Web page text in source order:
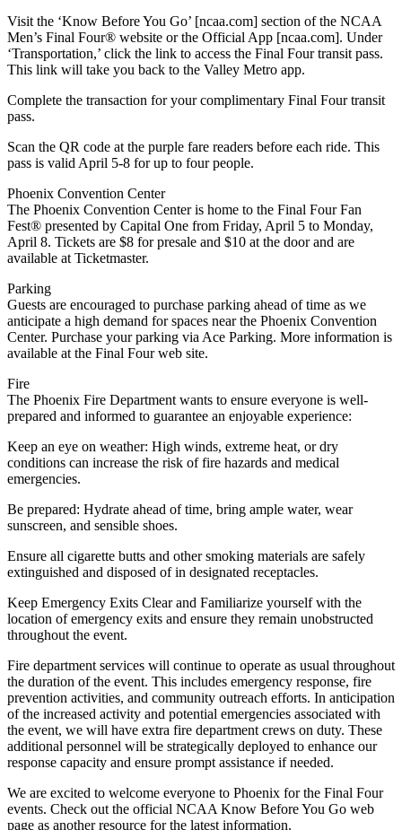
Visit the ‘Know Before You Go’ [ncaa.com] section of the NCAA
Men’s Final Four® website or the Official App [ncaa.com]. Under
‘Transportation,’ click the link to access the Final Four transit pass.
This link will take you back to the Valley Metro app.
Complete the transaction for your complimentary Final Four transit
pass.
Scan the QR code at the purple fare readers before each ride. This
pass is valid April 5-8 for up to four people.
Phoenix Convention Center
The Phoenix Convention Center is home to the Final Four Fan
Fest® presented by Capital One from Friday, April 5 to Monday,
April 8. Tickets are $8 for presale and $10 at the door and are
available at Ticketmaster.
Parking
Guests are encouraged to purchase parking ahead of time as we
anticipate a high demand for spaces near the Phoenix Convention
Center. Purchase your parking via Ace Parking. More information is
available at the Final Four web site.
Fire
The Phoenix Fire Department wants to ensure everyone is well-
prepared and informed to guarantee an enjoyable experience:
Keep an eye on weather: High winds, extreme heat, or dry
conditions can increase the risk of fire hazards and medical
emergencies.
Be prepared: Hydrate ahead of time, bring ample water, wear
sunscreen, and sensible shoes.
Ensure all cigarette butts and other smoking materials are safely
extinguished and disposed of in designated receptacles.
Keep Emergency Exits Clear and Familiarize yourself with the
location of emergency exits and ensure they remain unobstructed
throughout the event.
Fire department services will continue to operate as usual throughout
the duration of the event. This includes emergency response, fire
prevention activities, and community outreach efforts. In anticipation
of the increased activity and potential emergencies associated with
the event, we will have extra fire department crews on duty. These
additional personnel will be strategically deployed to enhance our
response capacity and ensure prompt assistance if needed.
We are excited to welcome everyone to Phoenix for the Final Four
events. Check out the official NCAA Know Before You Go web
page as another resource for the latest information.